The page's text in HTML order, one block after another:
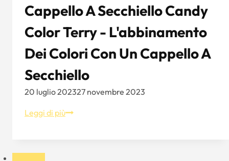
La
guida
definitiva
stile
e
alla
scelta
Cappello A Secchiello Candy
Color Terry - L'abbinamento
Dei Colori Con Un Cappello A
Secchiello
20 luglio 202327 novembre 2023
Leggi di piùCappello